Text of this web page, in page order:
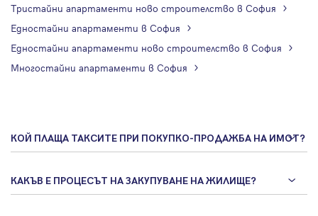
Тристайни апартаменти ново строителство в София
Едностайни апартаменти в София
Едностайни апартаменти ново строителство в София
Многостайни апартаменти в София
КОЙ ПЛАЩА ТАКСИТЕ ПРИ ПОКУПКО-ПРОДАЖБА НА ИМОТ?
КАКЪВ Е ПРОЦЕСЪТ НА ЗАКУПУВАНЕ НА ЖИЛИЩЕ?